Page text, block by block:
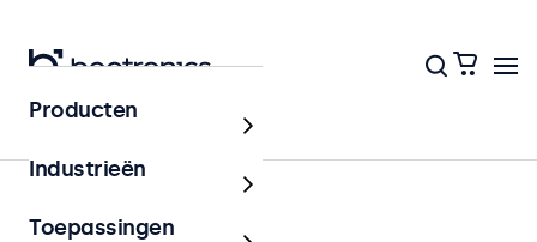
Home
75mm VESA monitoren
Producten
Industrieën
Toepassingen